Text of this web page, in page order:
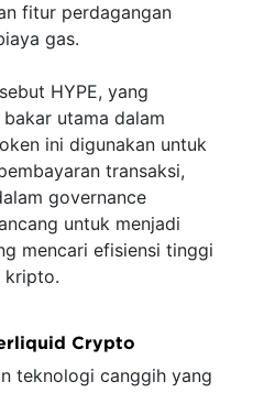
fitur perdagangan
gas.
HYPE, yang
utama dalam
ini digunakan untuk
transaksi,
governance
untuk menjadi
mencari efisiensi tinggi
kripto.
Crypto
teknologi canggih yang